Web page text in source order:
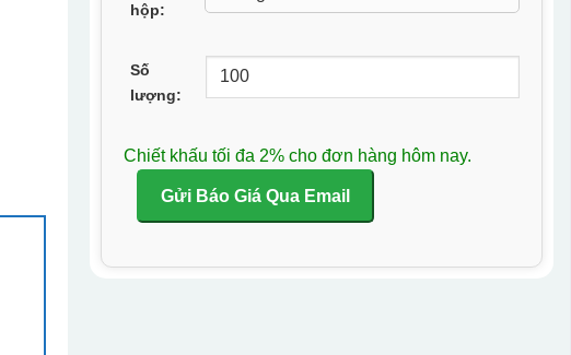
hộp:
Số
lượng:
Chiết khấu tối đa 2% cho đơn hàng hôm nay.
Gửi Báo Giá Qua Email